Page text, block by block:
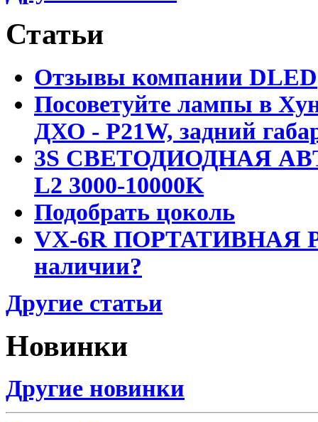
Статьи
Отзывы компании DLED
Посоветуйте лампы в
ДХО - P21W, задний
3S СВЕТОДИОДНАЯ
L2 3000-10000K
Подобрать цоколь
VX-6R ПОРТАТИВНАЯ
наличии?
Другие статьи
Новинки
Другие новинки